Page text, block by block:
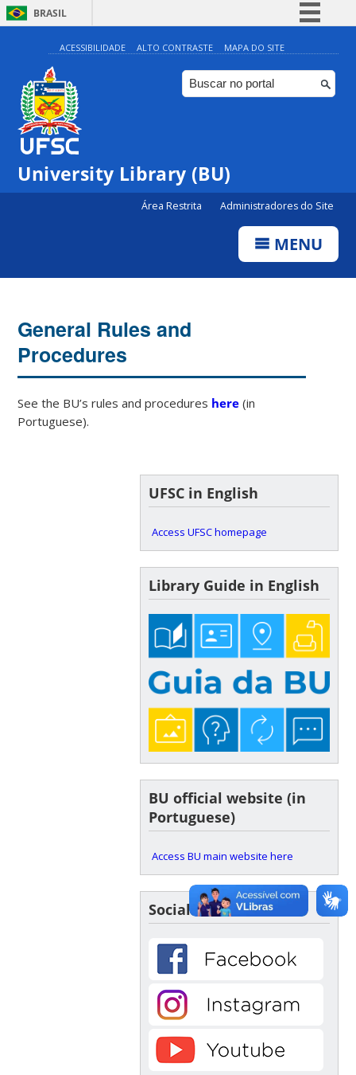
BRASIL
Simplifique!
Comunica BR
Participe
ACESSIBILIDADE ALTO CONTRASTE MAPA DO SITE
University Library (BU)
Área Restrita Administradores do Site
MENU
General Rules and
Procedures
See the BU’s rules and procedures here (in
Portuguese).
UFSC in English
Access UFSC homepage
Library Guide in English
BU official website (in
Portuguese)
Access BU main website here
Social Media